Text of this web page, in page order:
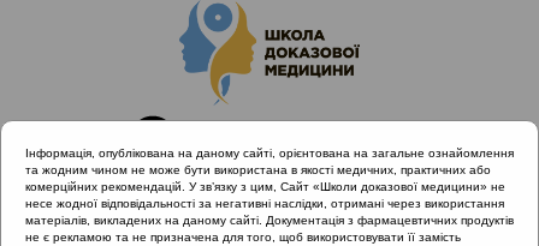
Інформація, опублікована на даному сайті, орієнтована на загальне ознайомлення
та жодним чином не може бути використана в якості медичних, практичних або
комерційних рекомендацій. У зв’язку з цим, Сайт «Школи доказової медицини» не
несе жодної відповідальності за негативні наслідки, отримані через використання
матеріалів, викладених на даному сайті. Документація з фармацевтичних продуктів
не є рекламою та не призначена для того, щоб використовувати її замість